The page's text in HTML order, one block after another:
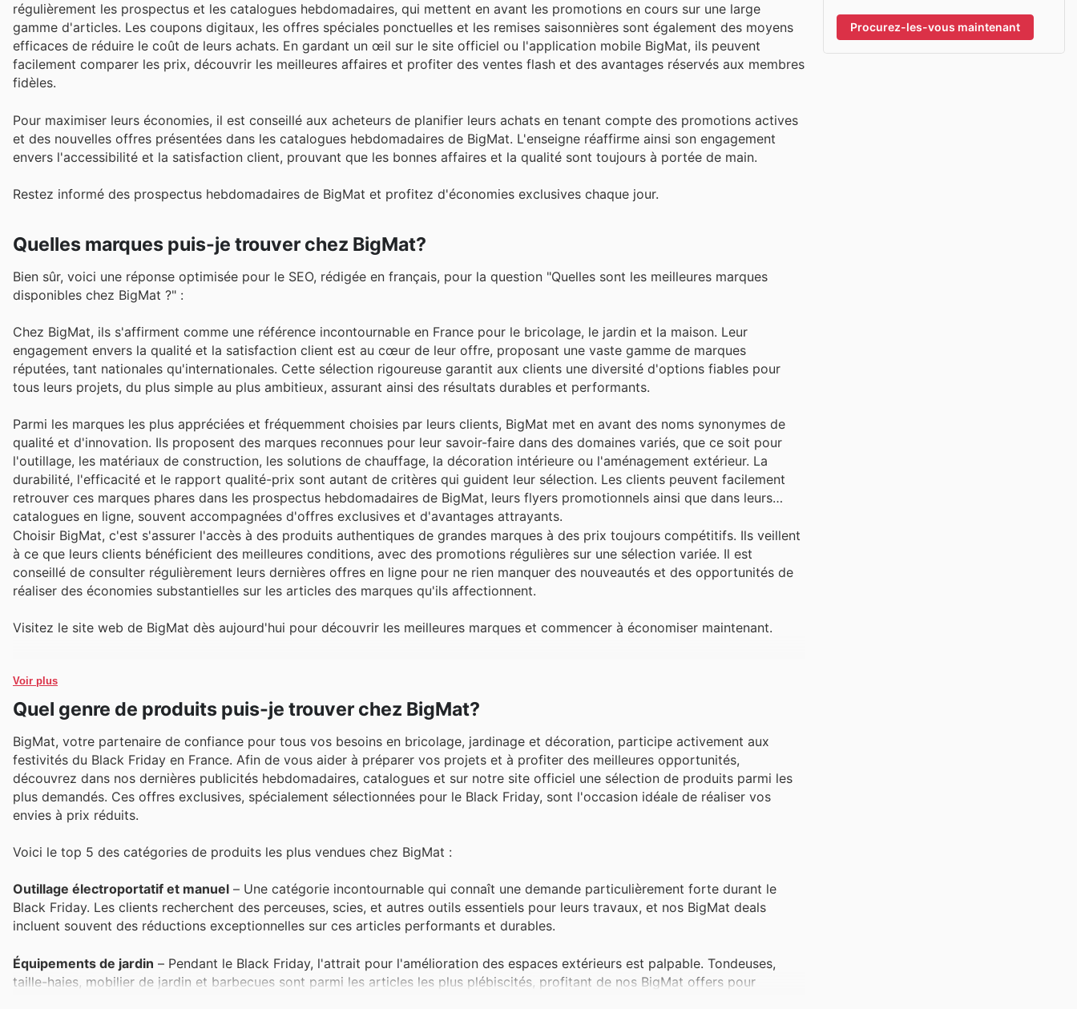
régulièrement les prospectus et les catalogues hebdomadaires, qui mettent en avant les promotions en cours sur une large
gamme d'articles. Les coupons digitaux, les offres spéciales ponctuelles et les remises saisonnières sont également des moyens
efficaces de réduire le coût de leurs achats. En gardant un œil sur le site officiel ou l'application mobile BigMat, ils peuvent
facilement comparer les prix, découvrir les meilleures affaires et profiter des ventes flash et des avantages réservés aux membres
fidèles.
Pour maximiser leurs économies, il est conseillé aux acheteurs de planifier leurs achats en tenant compte des promotions actives
et des nouvelles offres présentées dans les catalogues hebdomadaires de BigMat. L'enseigne réaffirme ainsi son engagement
envers l'accessibilité et la satisfaction client, prouvant que les bonnes affaires et la qualité sont toujours à portée de main.
Restez informé des prospectus hebdomadaires de BigMat et profitez d'économies exclusives chaque jour.
Quelles marques puis-je trouver chez BigMat?
Bien sûr, voici une réponse optimisée pour le SEO, rédigée en français, pour la question "Quelles sont les meilleures marques
disponibles chez BigMat ?" :
Chez BigMat, ils s'affirment comme une référence incontournable en France pour le bricolage, le jardin et la maison. Leur
engagement envers la qualité et la satisfaction client est au cœur de leur offre, proposant une vaste gamme de marques
réputées, tant nationales qu'internationales. Cette sélection rigoureuse garantit aux clients une diversité d'options fiables pour
tous leurs projets, du plus simple au plus ambitieux, assurant ainsi des résultats durables et performants.
Parmi les marques les plus appréciées et fréquemment choisies par leurs clients, BigMat met en avant des noms synonymes de
qualité et d'innovation. Ils proposent des marques reconnues pour leur savoir-faire dans des domaines variés, que ce soit pour
l'outillage, les matériaux de construction, les solutions de chauffage, la décoration intérieure ou l'aménagement extérieur. La
durabilité, l'efficacité et le rapport qualité-prix sont autant de critères qui guident leur sélection. Les clients peuvent facilement
retrouver ces marques phares dans les prospectus hebdomadaires de BigMat, leurs flyers promotionnels ainsi que dans leurs
catalogues en ligne, souvent accompagnées d'offres exclusives et d'avantages attrayants.
Choisir BigMat, c'est s'assurer l'accès à des produits authentiques de grandes marques à des prix toujours compétitifs. Ils veillent
à ce que leurs clients bénéficient des meilleures conditions, avec des promotions régulières sur une sélection variée. Il est
conseillé de consulter régulièrement leurs dernières offres en ligne pour ne rien manquer des nouveautés et des opportunités de
réaliser des économies substantielles sur les articles des marques qu'ils affectionnent.
Visitez le site web de BigMat dès aujourd'hui pour découvrir les meilleures marques et commencer à économiser maintenant.
Voir plus
Quel genre de produits puis-je trouver chez BigMat?
BigMat, votre partenaire de confiance pour tous vos besoins en bricolage, jardinage et décoration, participe activement aux
festivités du Black Friday en France. Afin de vous aider à préparer vos projets et à profiter des meilleures opportunités,
découvrez dans nos dernières publicités hebdomadaires, catalogues et sur notre site officiel une sélection de produits parmi les
plus demandés. Ces offres exclusives, spécialement sélectionnées pour le Black Friday, sont l'occasion idéale de réaliser vos
envies à prix réduits.
Voici le top 5 des catégories de produits les plus vendues chez BigMat :
Outillage électroportatif et manuel – Une catégorie incontournable qui connaît une demande particulièrement forte durant le
Black Friday. Les clients recherchent des perceuses, scies, et autres outils essentiels pour leurs travaux, et nos BigMat deals
incluent souvent des réductions exceptionnelles sur ces articles performants et durables.
Équipements de jardin – Pendant le Black Friday, l'attrait pour l'amélioration des espaces extérieurs est palpable. Tondeuses,
taille-haies, mobilier de jardin et barbecues sont parmi les articles les plus plébiscités, profitant de nos BigMat offers pour
Procurez-les-vous maintenant